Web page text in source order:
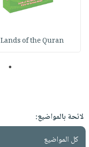
Lands of the Quran
1
لائحة بالمواضيع:
كل المواضيع